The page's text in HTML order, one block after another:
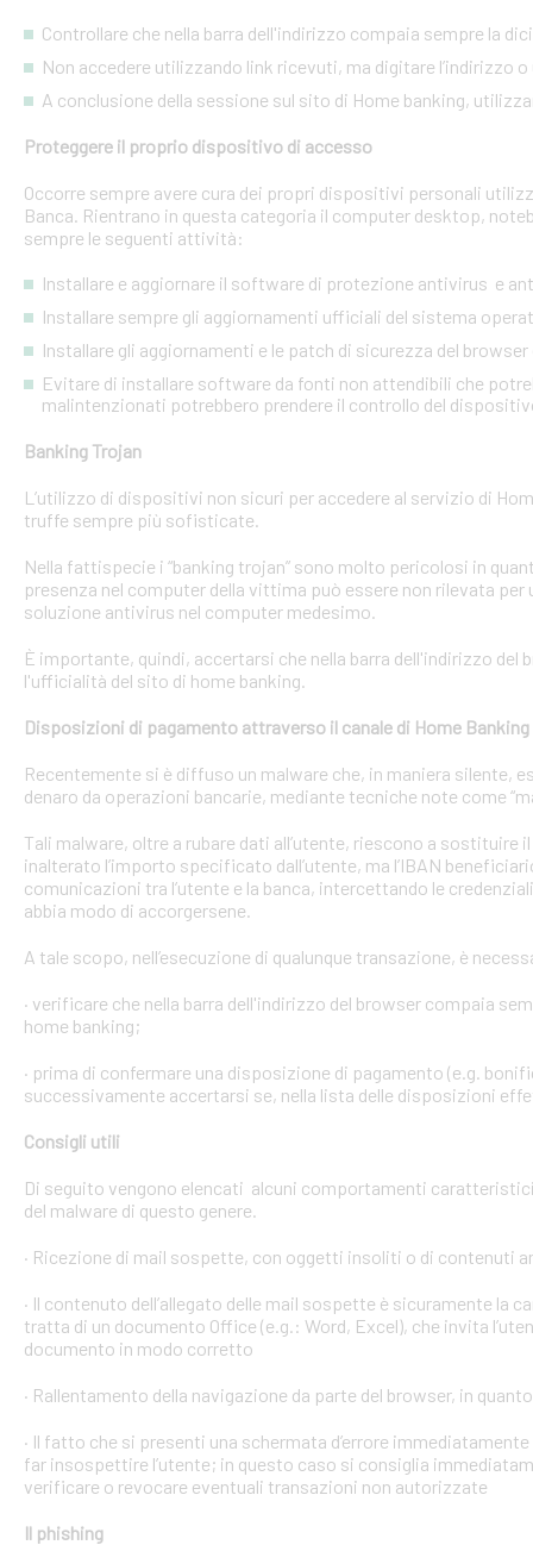
Controllare che nella barra dell'indirizzo compaia sempre la
Non accedere utilizzando link ricevuti, ma digitare l’indirizzo
A conclusione della sessione sul sito di Home banking,
Proteggere il proprio dispositivo di accesso
Occorre sempre avere cura dei propri dispositivi personali
Banca. Rientrano in questa categoria il computer desktop,
sempre le seguenti attività:
Installare e aggiornare il software di protezione antivirus e
Installare sempre gli aggiornamenti ufficiali del sistema
Installare gli aggiornamenti e le patch di sicurezza del
Evitare di installare software da fonti non attendibili che
malintenzionati potrebbero prendere il controllo del
Banking Trojan
L’utilizzo di dispositivi non sicuri per accedere al servizio di
truffe sempre più sofisticate.
Nella fattispecie i “banking trojan” sono molto pericolosi in
presenza nel computer della vittima può essere non rilevata
soluzione antivirus nel computer medesimo.
È importante, quindi, accertarsi che nella barra dell'indirizzo
l'ufficialità del sito di home banking.
Disposizioni di pagamento attraverso il canale di Home Banking
Recentemente si è diffuso un malware che, in maniera silente,
denaro da operazioni bancarie, mediante tecniche note come
Tali malware, oltre a rubare dati all’utente, riescono a
inalterato l’importo specificato dall’utente, ma l’IBAN
comunicazioni tra l’utente e la banca, intercettando le
abbia modo di accorgersene.
A tale scopo, nell’esecuzione di qualunque transazione, è
· verificare che nella barra dell'indirizzo del browser compaia
home banking;
· prima di confermare una disposizione di pagamento (e.g.
successivamente accertarsi se, nella lista delle disposizioni
Consigli utili
Di seguito vengono elencati alcuni comportamenti
del malware di questo genere.
· Ricezione di mail sospette, con oggetti insoliti o di contenuti
· Il contenuto dell’allegato delle mail sospette è sicuramente
tratta di un documento Office (e.g.: Word, Excel), che invita
documento in modo corretto
· Rallentamento della navigazione da parte del browser, in
· Il fatto che si presenti una schermata d’errore
far insospettire l’utente; in questo caso si consiglia
verificare o revocare eventuali transazioni non autorizzate
Il phishing